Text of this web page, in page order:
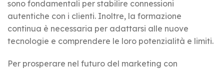
sono fondamentali per stabilire connessioni
autentiche con i clienti. Inoltre, la formazione
continua è necessaria per adattarsi alle nuove
tecnologie e comprendere le loro potenzialità e limiti.
Per prosperare nel futuro del marketing con